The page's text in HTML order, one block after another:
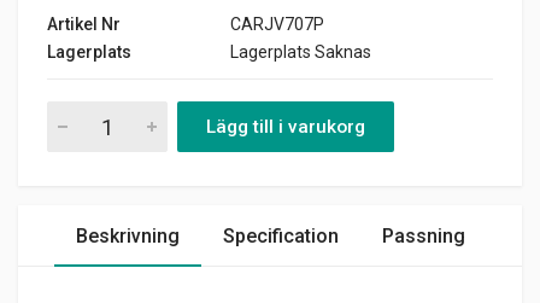
Artikel Nr
CARJV707P
Lagerplats
Lagerplats Saknas
Lägg till i varukorg
Beskrivning Specification Passning